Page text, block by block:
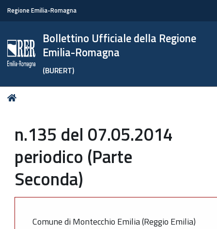
Regione Emilia-Romagna
Bollettino Ufficiale della Regione
Emilia-Romagna
(BURERT)
Tu
n.135 del 07.05.2014
periodico (Parte
Seconda)
Comune di Montecchio Emilia (Reggio Emilia)